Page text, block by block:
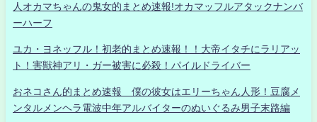
人オカマちゃんの鬼女的まとめ速報!オカマッフルアタックナンバ
ーハーフ
ユカ・ヨネッフル！初老的まとめ速報！！大帝イタチにラリアッ
ト！害獣神アリ・ガー被害に必殺！パイルドライバー
おネコさん的まとめ速報 僕の彼女はエリーちゃん人形！豆腐メ
ンタルメンヘラ電波中年アルバイターのぬいぐるみ男子末路編